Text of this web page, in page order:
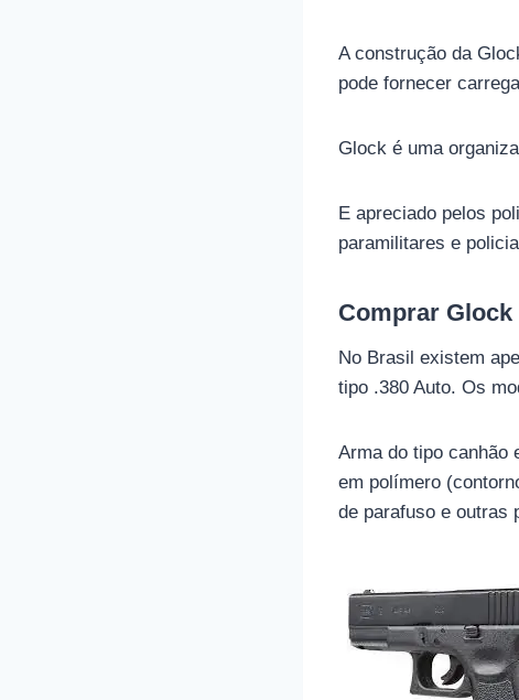
A construção da
pode fornecer
Glock é uma
E apreciado pelos
paramilitares e
Comprar
No Brasil existem
tipo .380 Auto. Os
Arma do tipo canhão
em polímero
de parafuso e outras